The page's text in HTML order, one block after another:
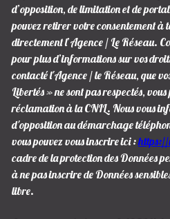
d’opposition, de limitation et de
pouvez retirer votre consentement à
directement l’Agence / Le Réseau.
pour plus d’informations sur vos
contacté l'Agence / le Réseau, que
Libertés » ne sont pas respectés,
réclamation à la CNIL. Nous vous
d'opposition au démarchage
vous pouvez vous inscrire ici :
cadre de la protection des Données
à ne pas inscrire de Données
libre.